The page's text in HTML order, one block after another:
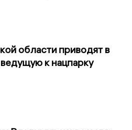
области приводят в
к нацпарку